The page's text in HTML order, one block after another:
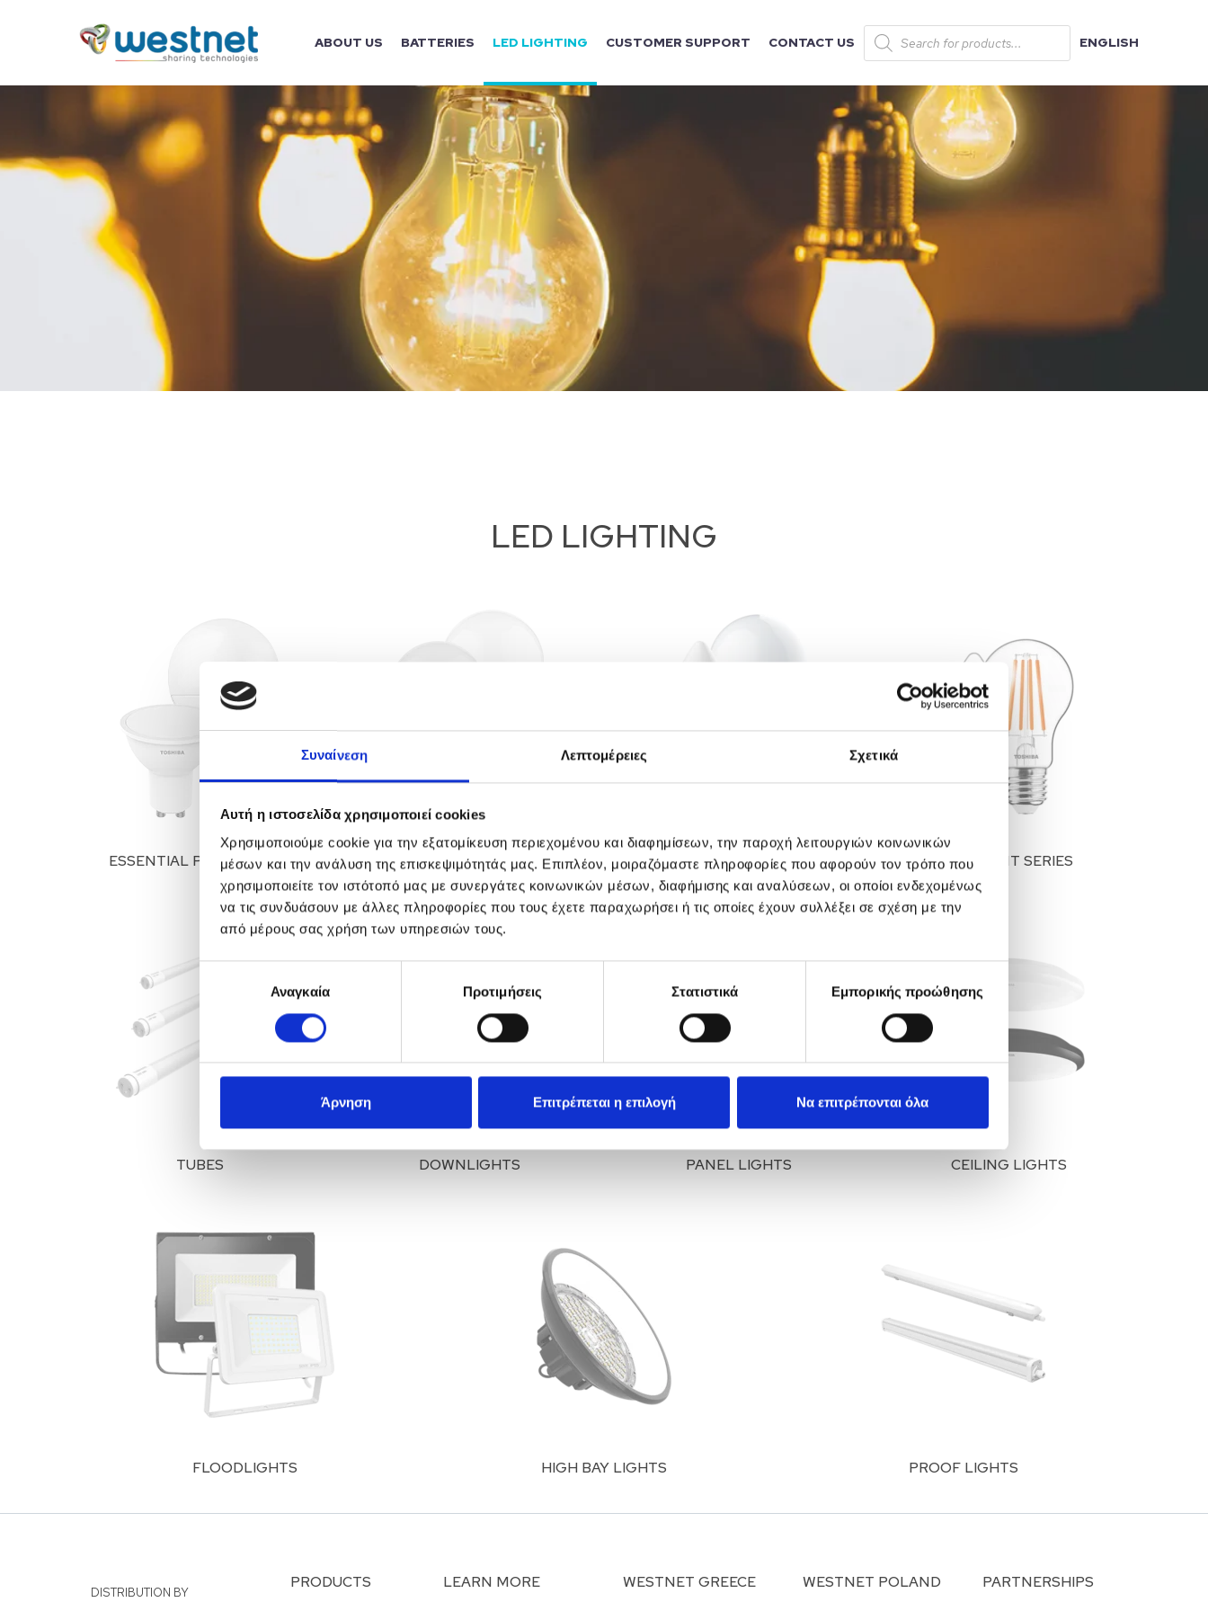
Συναίνεση Λεπτομέρειες Σχετικά
Αυτή η ιστοσελίδα χρησιμοποιεί cookies
Χρησιμοποιούμε cookie για την εξατομίκευση περιεχομένου και διαφημίσεων, την παροχή λειτουργιών κοινωνικών
μέσων και την ανάλυση της επισκεψιμότητάς μας. Επιπλέον, μοιραζόμαστε πληροφορίες που αφορούν τον τρόπο που
χρησιμοποιείτε τον ιστότοπό μας με συνεργάτες κοινωνικών μέσων, διαφήμισης και αναλύσεων, οι οποίοι ενδεχομένως
να τις συνδυάσουν με άλλες πληροφορίες που τους έχετε παραχωρήσει ή τις οποίες έχουν συλλέξει σε σχέση με την
από μέρους σας χρήση των υπηρεσιών τους.
συγκατάθεσηςΑναγκαία Προτιμήσεις Στατιστικά Εμπορικής προώθησης
Άρνηση Επιτρέπεται η επιλογή Να επιτρέπονται όλα
ABOUT US BATTERIES LED LIGHTING CUSTOMER SUPPORT CONTACT US ENGLISH
LED LIGHTING
ESSENTIAL PRIME SERIES ECO FLARE SERIES STANDARD SMD SERIES FILAMENT SERIES
TUBES DOWNLIGHTS PANEL LIGHTS CEILING LIGHTS
FLOODLIGHTS HIGH BAY LIGHTS PROOF LIGHTS
DISTRIBUTION BY
PRODUCTS LEARN MORE WESTNET GREECE WESTNET POLAND PARTNERSHIPS